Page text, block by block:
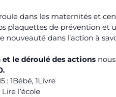
dans les maternités et
plaquettes de prévention et
dans l’action à
et le déroulé des actions
: 1Bébé, 1Livre